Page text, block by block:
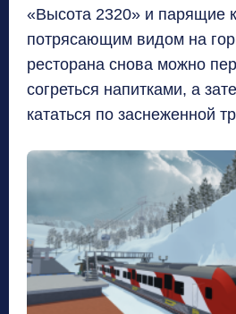
«Высота 2320» и парящие
потрясающим видом на
ресторана снова можно
согреться напитками, а
кататься по заснеженной